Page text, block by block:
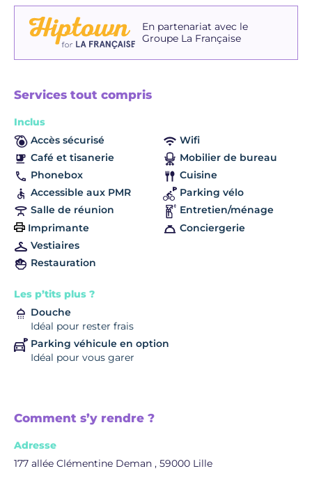
En partenariat avec le
Groupe La Française
Services tout compris
Inclus
Accès sécurisé
Wifi
Café et tisanerie
Mobilier de bureau
Phonebox
Cuisine
Accessible aux PMR
Parking vélo
Salle de réunion
Entretien/ménage
Imprimante
Conciergerie
Vestiaires
Restauration
Les p’tits plus ?
Douche
Idéal pour rester frais
Parking véhicule en option
Idéal pour vous garer
Comment s’y rendre ?
Adresse
177 allée Clémentine Deman , 59000 Lille